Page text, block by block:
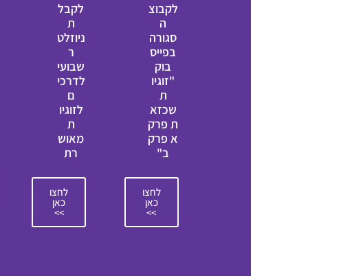
לקבוצ
ה
סגורה
בפייס
בוק
"זוגיו
ת
שכזא
ת פרק
א פרק
ב"
לחצו
כאן
>>
לקבל
ת
ניוזלט
ר
שבועי
לדרכי
ם
לזוגיו
ת
מאוש
רת
לחצו
כאן
>>